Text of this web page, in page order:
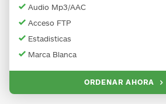
Audio Mp3/AAC
Acceso FTP
Estadisticas
Marca Blanca
ORDENAR AHORA 